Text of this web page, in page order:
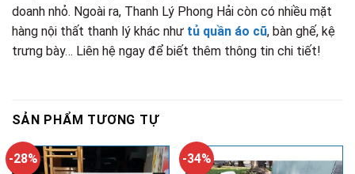
doanh nhỏ. Ngoài ra, Thanh Lý Phong Hải còn có nhiều mặt
hàng nội thất thanh lý khác như tủ quần áo cũ, bàn ghế, kệ
trưng bày… Liên hệ ngay để biết thêm thông tin chi tiết!
SẢN PHẨM TƯƠNG TỰ
-28% -34%